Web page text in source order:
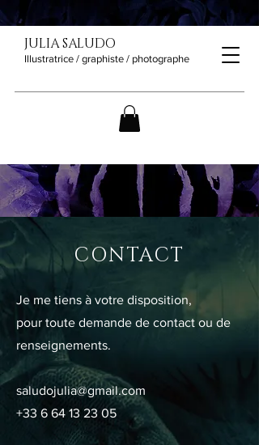
JULIA SALUDO
Illustratrice / graphiste / photographe
CONTACT
Je me tiens à votre disposition,
pour toute demande de contact ou de
renseignements.
saludojulia@gmail.com
+33 6 64 13 23 05